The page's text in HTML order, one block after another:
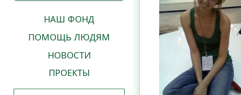
НАШ ФОНД
ПОМОЩЬ ЛЮДЯМ
НОВОСТИ
ПРОЕКТЫ